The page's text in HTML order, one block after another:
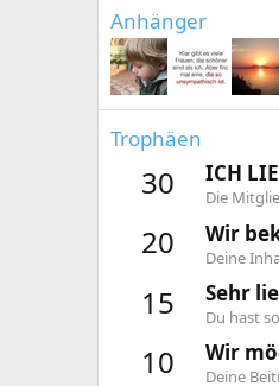
Anhänger
Trophäen
30 ICH
Die
20 Wir
Deine
15 Sehr
Du hast
10 Wir
Deine